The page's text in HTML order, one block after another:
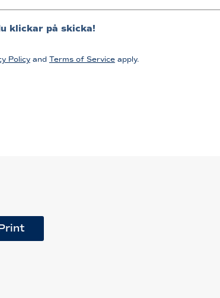
klickar på skicka!
Policyand Terms of Serviceapply.